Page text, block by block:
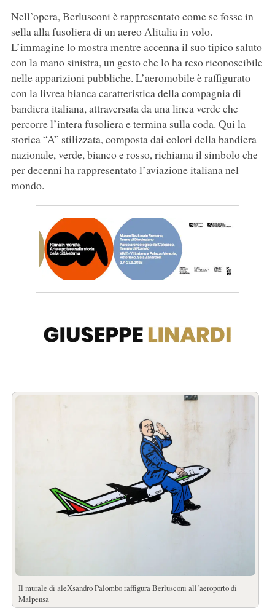
Nell’opera, Berlusconi è rappresentato come se fosse in
sella alla fusoliera di un aereo Alitalia in volo.
L’immagine lo mostra mentre accenna il suo tipico saluto
con la mano sinistra, un gesto che lo ha reso riconoscibile
nelle apparizioni pubbliche. L’aeromobile è raffigurato
con la livrea bianca caratteristica della compagnia di
bandiera italiana, attraversata da una linea verde che
percorre l’intera fusoliera e termina sulla coda. Qui la
storica “A” stilizzata, composta dai colori della bandiera
nazionale, verde, bianco e rosso, richiama il simbolo che
per decenni ha rappresentato l’aviazione italiana nel
mondo.
Il murale di aleXsandro Palombo raffigura Berlusconi all’aeroporto di
Malpensa